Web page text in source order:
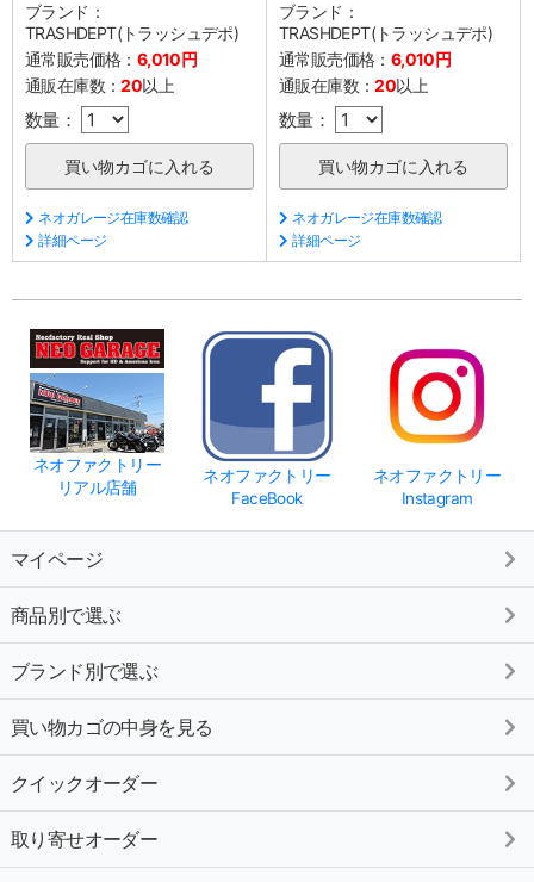
ブランド：
TRASHDEPT(トラッシュデポ)
通常販売価格： 6,010円
通販在庫数：20以上
数量：
ネオガレージ在庫数確認
詳細ページ
ブランド：
TRASHDEPT(トラッシュデポ)
通常販売価格： 6,010円
通販在庫数：20以上
数量：
ネオガレージ在庫数確認
詳細ページ
ネオファクトリー
リアル店舗
ネオファクトリー
FaceBook
ネオファクトリー
Instagram
マイページ
商品別で選ぶ
ブランド別で選ぶ
買い物カゴの中身を見る
クイックオーダー
取り寄せオーダー